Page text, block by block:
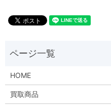
HOME
買取商品